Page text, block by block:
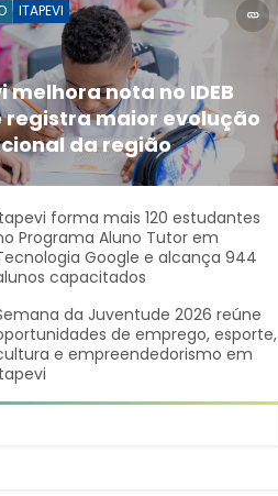
ITAPEVI
melhora nota no IDEB
registra maior evolução
da região
de ensino
forma mais 120 estudantes
Programa Aluno Tutor em
Google e alcança 944
capacitados
da Juventude 2026 reúne
de emprego, esporte,
e empreendedorismo em